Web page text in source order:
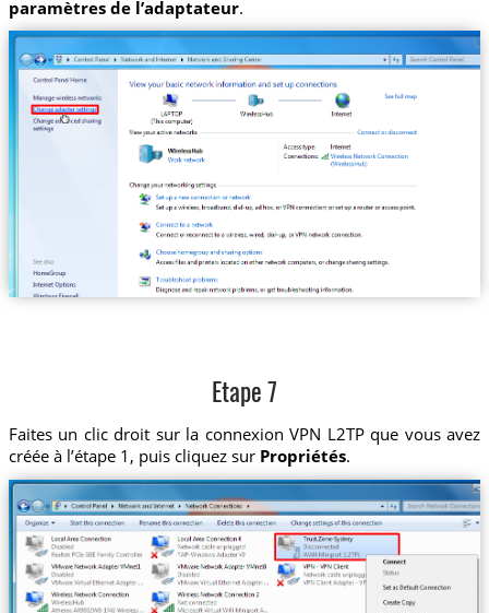
paramètres de l’adaptateur.
Etape 7
Faites un clic droit sur la connexion VPN L2TP que vous avez
créée à l’étape 1, puis cliquez sur Propriétés.